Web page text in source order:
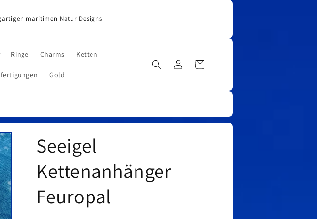
maritimen Natur Designs
Ringe Charms Ketten
Gold
EinloggenWarenkorb
Seeigel
Kettenanhänger
Feuropal